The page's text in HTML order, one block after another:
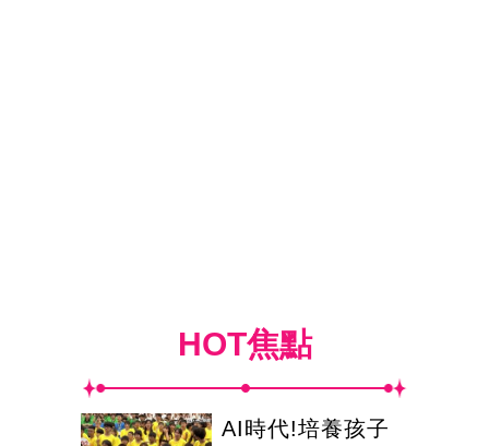
HOT焦點
AI時代!培養孩子